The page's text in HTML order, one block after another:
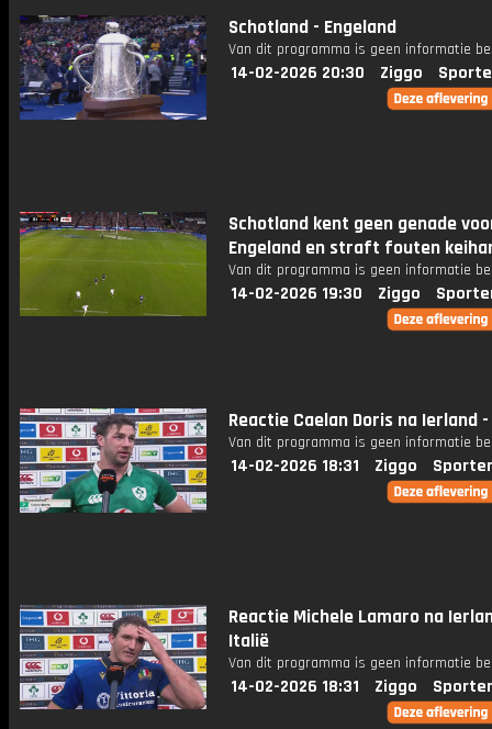
Schotland - Engeland
Van dit programma is geen informatie
14-02-2026 20:30 Ziggo
Schotland kent geen genade
Engeland en straft fouten
Van dit programma is geen informatie
14-02-2026 19:30 Ziggo
Reactie Caelan Doris na Ierland
Van dit programma is geen informatie
14-02-2026 18:31 Ziggo
Reactie Michele Lamaro na
Italië
Van dit programma is geen informatie
14-02-2026 18:31 Ziggo